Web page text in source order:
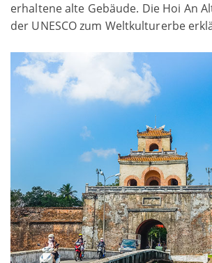
erhaltene alte Gebäude. Die Hoi An
der UNESCO zum Weltkulturerbe